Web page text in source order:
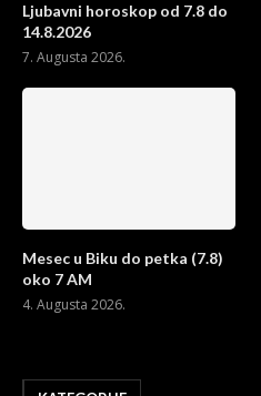
Ljubavni horoskop od 7.8 do
14.8.2026
7. Augusta 2026.
Mesec u Biku do petka (7.8)
oko 7 AM
4. Augusta 2026.